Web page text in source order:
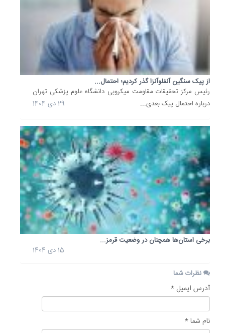
از پیک سنگین آنفلوآنزا گذر کردیم؛ احتمال...
رئیس مرکز تحقیقات مقاومت میکروبی دانشگاه علوم پزشکی تهران
درباره احتمال پیک بعدی...
29 دی 1404
برخی استان‌ها همچنان در وضعیت قرمز...
15 دی 1404
آذر
1404
نظرات شما
آدرس ایمیل *
نام شما *